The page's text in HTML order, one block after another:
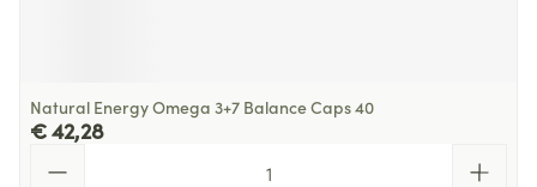
Natural Energy Omega 3+7 Balance Caps 40
€ 42,28